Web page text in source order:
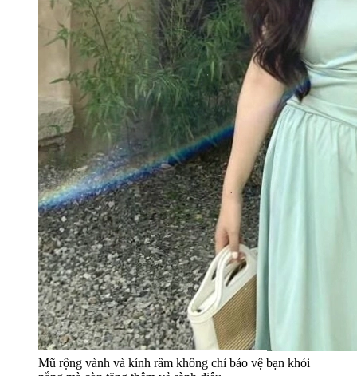
Mũ rộng vành và kính râm không chỉ bảo vệ bạn khỏi